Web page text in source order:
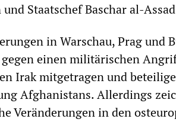
Staatschef Baschar al-
in Warschau, Prag und
einen militärischen
Irak mitgetragen und
Afghanistans. Allerdings
Veränderungen in den